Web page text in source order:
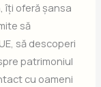
îți oferă șansa
să
să descoperi
patrimoniul
cu oameni